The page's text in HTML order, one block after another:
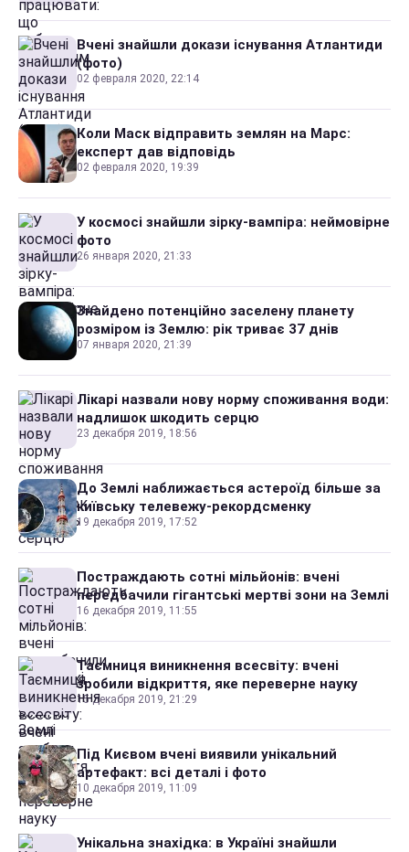
Вчені знайшли докази існування Атлантиди
(фото)
02 февраля 2020, 22:14
Коли Маск відправить землян на Марс:
експерт дав відповідь
02 февраля 2020, 19:39
У космосі знайшли зірку-вампіра: неймовірне
фото
26 января 2020, 21:33
Знайдено потенційно заселену планету
розміром із Землю: рік триває 37 днів
07 января 2020, 21:39
Лікарі назвали нову норму споживання води:
надлишок шкодить серцю
23 декабря 2019, 18:56
До Землі наближається астероїд більше за
київську телевежу-рекордсменку
19 декабря 2019, 17:52
Постраждають сотні мільйонів: вчені
передбачили гігантські мертві зони на Землі
16 декабря 2019, 11:55
Таємниця виникнення всесвіту: вчені
зробили відкриття, яке переверне науку
15 декабря 2019, 21:29
Під Києвом вчені виявили унікальний
артефакт: всі деталі і фото
10 декабря 2019, 11:09
Унікальна знахідка: в Україні знайшли